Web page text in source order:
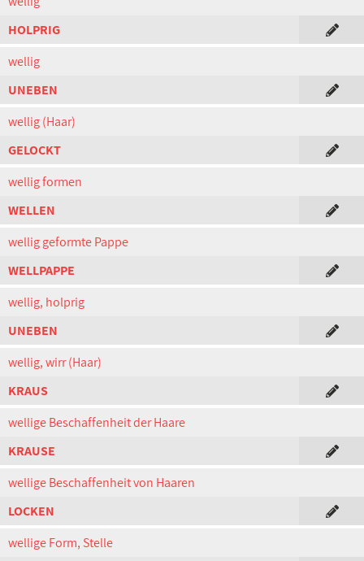
HOLPRIG
wellig
UNEBEN
wellig (Haar)
GELOCKT
wellig formen
WELLEN
wellig geformte Pappe
WELLPAPPE
wellig, holprig
UNEBEN
wellig, wirr (Haar)
KRAUS
wellige Beschaffenheit der Haare
KRAUSE
wellige Beschaffenheit von Haaren
LOCKEN
wellige Form, Stelle